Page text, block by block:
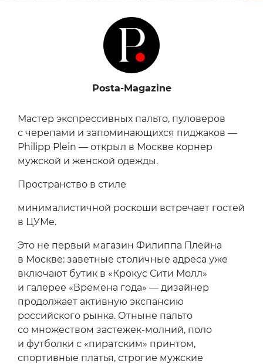
Posta-Magazine
Мастер экспрессивных пальто, пуловеров
с черепами и запоминающихся пиджаков —
Philipp Plein — открыл в Москве корнер
мужской и женской одежды.
Пространство в стиле
минималистичной роскоши встречает гостей
в ЦУМе.
Это не первый магазин Филиппа Плейна
в Москве: заветные столичные адреса уже
включают бутик в «Крокус Сити Молл»
и галерее «Времена года» — дизайнер
продолжает активную экспансию
российского рынка. Отныне пальто
со множеством застежек-молний, поло
и футболки с «пиратским» принтом,
спортивные платья, строгие мужские